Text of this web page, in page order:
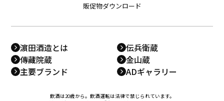
販促物ダウンロード
濵田酒造とは
伝兵衛蔵
傳藏院蔵
金山蔵
主要ブランド
ADギャラリー
飲酒は20歳から。飲酒運転は法律で禁じられています。